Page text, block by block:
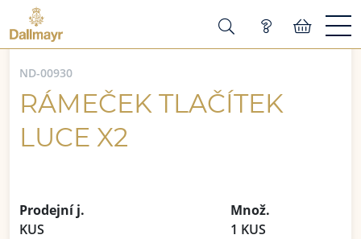
ND-00930
RÁMEČEK TLAČÍTEK
LUCE X2
Prodejní j.
Množ.
KUS
1 KUS